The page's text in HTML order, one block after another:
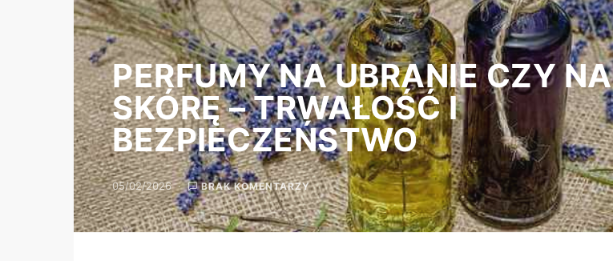
PERFUMY NA UBRANIE CZY NA
SKÓRĘ – TRWAŁOŚĆ I
BEZPIECZEŃSTWO
05/02/2026 BRAK KOMENTARZY